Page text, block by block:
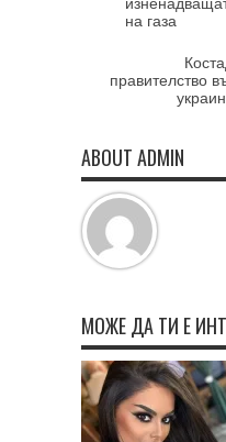
на газа
правителство
ABOUT ADMIN
МОЖЕ ДА ТИ Е